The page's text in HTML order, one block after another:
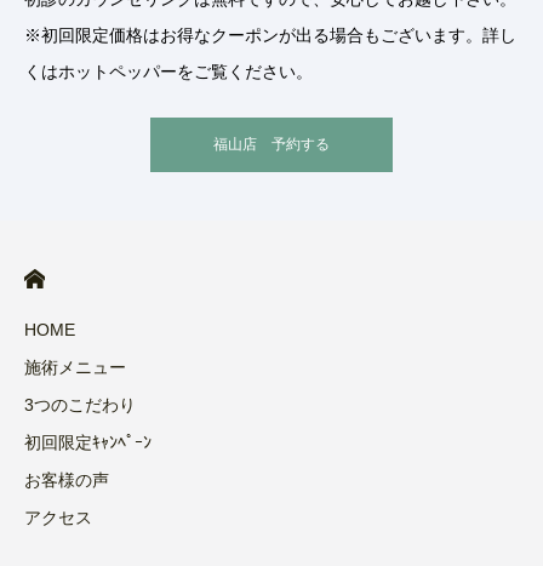
※初回限定価格はお得なクーポンが出る場合もございます。詳し
くはホットペッパーをご覧ください。
福山店 予約する
HOME
施術メニュー
3つのこだわり
初回限定ｷｬﾝﾍﾟｰﾝ
お客様の声
アクセス